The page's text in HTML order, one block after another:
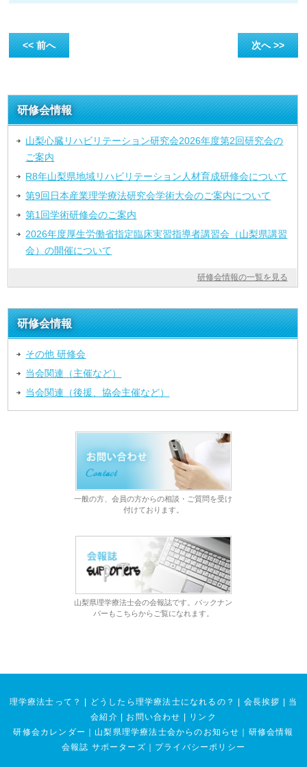
<< 前へ 次へ >>
研修会情報
山梨心臓リハビリテーション研究会2026年度第2回研究会の
ご案内
R8年山梨県地域リハビリテーション人材育成研修会について
第9回日本産業理学療法研究会学術大会のご案内について
第1回学術研修会のご案内
2026年度厚生労働省指定臨床実習指導者講習会（山梨県講習
会）の開催について
研修会情報の一覧を見る
研修会情報
その他 研修会
当会関連（主催など）
当会関連（後援、協会主催など）
一般の方、会員の方からの相談・ご質問を受け
付けております。
山梨県理学療法士会の会報誌です。バックナン
バーもこちらからご覧になれます。
理学療法士って？ どうしたら理学療法士になれるの？ 会長挨拶
当
会紹介
お問い合わせ
リンク
研修会カレンダー
山梨県理学療法士会からのお知らせ
研修会情報
会報誌 サポーターズ
プライバシーポリシー